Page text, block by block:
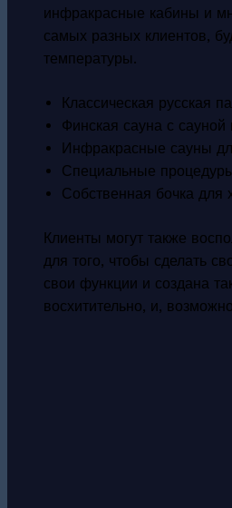
инфракрасные кабины и
самых разных клиентов,
температуры.
Классическая русская
Финская сауна с
Инфракрасные сауны
Специальные
Собственная бочка для
Клиенты могут также
для того, чтобы сделать
свои функции и создана
восхитительно, и,